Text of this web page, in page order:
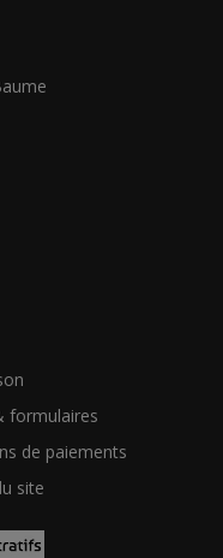
formulaires
de paiements
site